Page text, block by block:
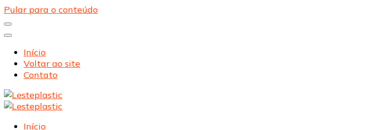
Pular para o conteúdo
Início
Voltar ao site
Contato
Lesteplastic
Blog – Lesteplastic
Lesteplastic
Blog – Lesteplastic
Início